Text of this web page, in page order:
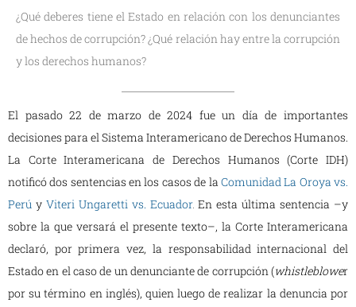
¿Qué deberes tiene el Estado en relación con los denunciantes
de hechos de corrupción? ¿Qué relación hay entre la corrupción
y los derechos humanos?
El pasado 22 de marzo de 2024 fue un día de importantes
decisiones para el Sistema Interamericano de Derechos Humanos.
La Corte Interamericana de Derechos Humanos (Corte IDH)
notificó dos sentencias en los casos de laComunidad La Oroya vs.
Perú y Viteri Ungaretti vs. Ecuador. En esta última sentencia –y
sobre la que versará el presente texto–, la Corte Interamericana
declaró, por primera vez, la responsabilidad internacional del
Estado en el caso de un denunciante de corrupción (whistleblower
por su término en inglés), quien luego de realizar la denuncia por